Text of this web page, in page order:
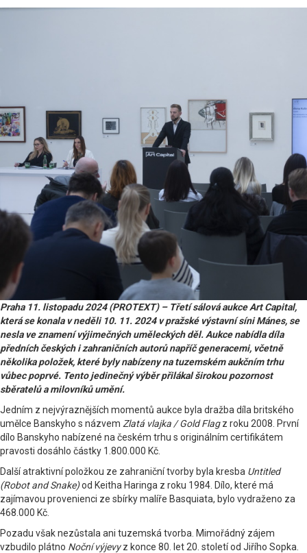
Praha 11. listopadu 2024 (PROTEXT) – Třetí sálová aukce Art Capital,
která se konala v neděli 10. 11. 2024 v pražské výstavní síni Mánes, se
nesla ve znamení výjimečných uměleckých děl. Aukce nabídla díla
předních českých i zahraničních autorů napříč generacemi, včetně
několika položek, které byly nabízeny na tuzemském aukčním trhu
vůbec poprvé. Tento jedinečný výběr přilákal širokou pozornost
sběratelů a milovníků umění.
Jedním z nejvýraznějších momentů aukce byla dražba díla britského
umělce Banskyho s názvem Zlatá vlajka / Gold Flagz roku 2008. První
dílo Banskyho nabízené na českém trhu s originálním certifikátem
pravosti dosáhlo částky 1.800.000 Kč.
Další atraktivní položkou ze zahraniční tvorby byla kresba Untitled
(Robot and Snake)od Keitha Haringa z roku 1984. Dílo, které má
zajímavou provenienci ze sbírky malíře Basquiata, bylo vydraženo za
468.000 Kč.
Pozadu však nezůstala ani tuzemská tvorba. Mimořádný zájem
vzbudilo plátno Noční výjevyz konce 80. let 20. století od Jiřího Sopka.